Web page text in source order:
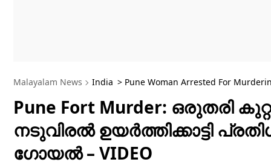
Malayalam News India > Pune Woman Arrested For
Pune Fort Murder: ഒരുതരി
നടുവിരൽ ഉയർത്തിക്കാട്ടി
ഗോയൽ – VIDEO